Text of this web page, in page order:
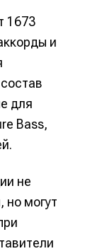
1673
и
для
Bass,
не
но могут